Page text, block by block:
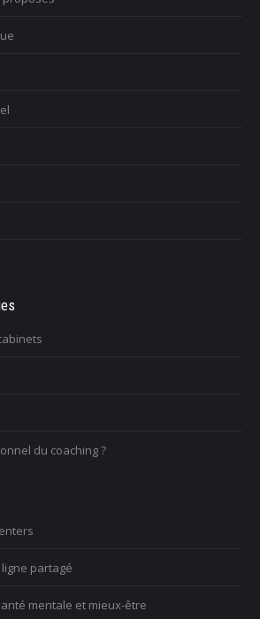
du coaching ?
partagé
mentale et mieux-être